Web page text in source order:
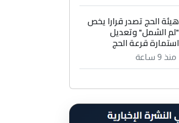
هيئة الحج تصدر قرارا يخص
"لم الشمل" وتعديل
استمارة قرعة الحج
منذ 9 ساعة